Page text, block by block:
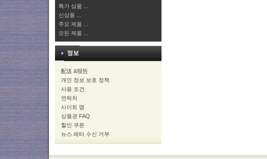
특가 상품 ...
신상품 ...
주요 제품 ...
모든 제품 ...
정보
配送 &报告
개인 정보 보호 정책
사용 조건
연락처
사이트 맵
상품권 FAQ
할인 쿠폰
뉴스 레터 수신 거부